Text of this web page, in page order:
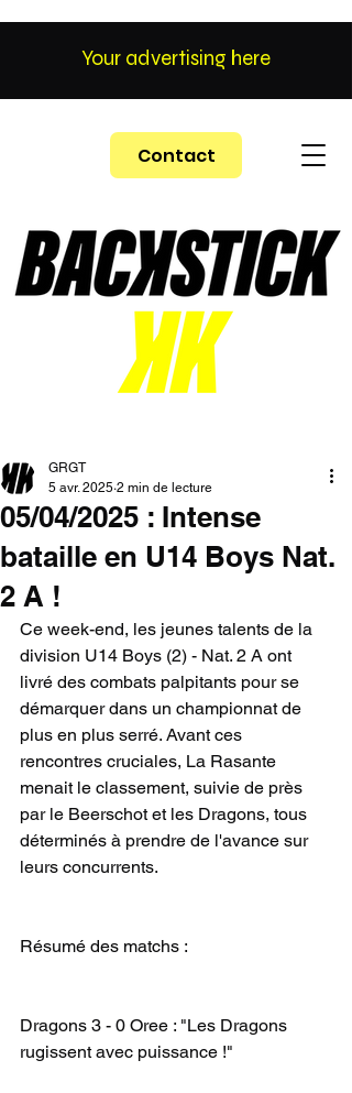
Contact
Your advertising here
05/04/2025 : Intense
bataille en U14 Boys Nat.
2 A !
GRGT
5 avr. 2025 2 min de lecture
Ce week-end, les jeunes talents de la
division U14 Boys (2) - Nat. 2 A ont
livré des combats palpitants pour se
démarquer dans un championnat de
plus en plus serré. Avant ces
rencontres cruciales, La Rasante
menait le classement, suivie de près
par le Beerschot et les Dragons, tous
déterminés à prendre de l'avance sur
leurs concurrents.
Résumé des matchs :
Dragons 3 - 0 Oree : "Les Dragons
rugissent avec puissance !"